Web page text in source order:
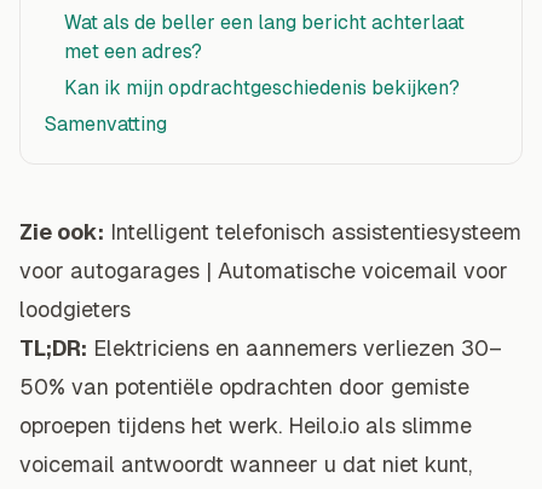
Wat als de beller een lang bericht achterlaat
met een adres?
Kan ik mijn opdrachtgeschiedenis bekijken?
Samenvatting
Zie ook: Intelligent telefonisch assistentiesysteem
voor autogarages | Automatische voicemail voor
loodgieters
TL;DR: Elektriciens en aannemers verliezen 30–
50% van potentiële opdrachten door gemiste
oproepen tijdens het werk. Heilo.io als slimme
voicemail antwoordt wanneer u dat niet kunt,